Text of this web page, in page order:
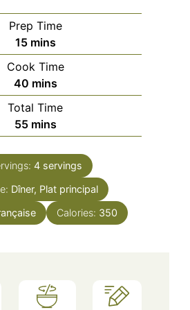
Prep Time
15minutes
mins
Cook Time
40minutes
mins
Total Time
55minutes
mins
4 servings
Dîner, Plat principal
Calories: 350